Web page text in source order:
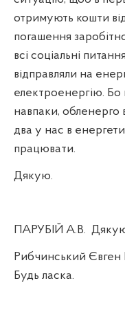
отримують кошти
погашення
всі соціальні
відправляли на
електроенергію. Бо
навпаки, обленерго
два у нас в
працювати.
Дякую.
ПАРУБІЙ А.В.
Рибчинський Євген
Будь ласка.